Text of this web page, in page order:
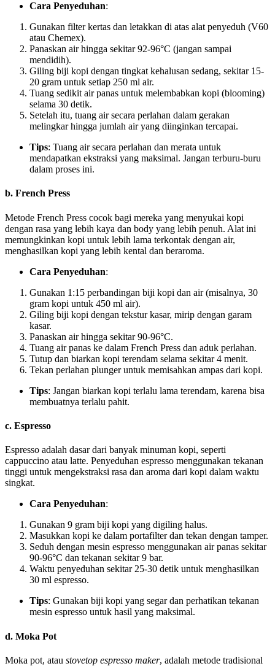
Cara Penyeduhan:
Gunakan filter kertas dan letakkan di atas alat penyeduh (V60
atau Chemex).
Panaskan air hingga sekitar 92-96°C (jangan sampai
mendidih).
Giling biji kopi dengan tingkat kehalusan sedang, sekitar 15-
20 gram untuk setiap 250 ml air.
Tuang sedikit air panas untuk melembabkan kopi (blooming)
selama 30 detik.
Setelah itu, tuang air secara perlahan dalam gerakan
melingkar hingga jumlah air yang diinginkan tercapai.
Tips: Tuang air secara perlahan dan merata untuk
mendapatkan ekstraksi yang maksimal. Jangan terburu-buru
dalam proses ini.
b. French Press
Metode French Press cocok bagi mereka yang menyukai kopi
dengan rasa yang lebih kaya dan body yang lebih penuh. Alat ini
memungkinkan kopi untuk lebih lama terkontak dengan air,
menghasilkan kopi yang lebih kental dan beraroma.
Cara Penyeduhan:
Gunakan 1:15 perbandingan biji kopi dan air (misalnya, 30
gram kopi untuk 450 ml air).
Giling biji kopi dengan tekstur kasar, mirip dengan garam
kasar.
Panaskan air hingga sekitar 90-96°C.
Tuang air panas ke dalam French Press dan aduk perlahan.
Tutup dan biarkan kopi terendam selama sekitar 4 menit.
Tekan perlahan plunger untuk memisahkan ampas dari kopi.
Tips: Jangan biarkan kopi terlalu lama terendam, karena bisa
membuatnya terlalu pahit.
c. Espresso
Espresso adalah dasar dari banyak minuman kopi, seperti
cappuccino atau latte. Penyeduhan espresso menggunakan tekanan
tinggi untuk mengekstraksi rasa dan aroma dari kopi dalam waktu
singkat.
Cara Penyeduhan:
Gunakan 9 gram biji kopi yang digiling halus.
Masukkan kopi ke dalam portafilter dan tekan dengan tamper.
Seduh dengan mesin espresso menggunakan air panas sekitar
90-96°C dan tekanan sekitar 9 bar.
Waktu penyeduhan sekitar 25-30 detik untuk menghasilkan
30 ml espresso.
Tips: Gunakan biji kopi yang segar dan perhatikan tekanan
mesin espresso untuk hasil yang maksimal.
d. Moka Pot
Moka pot, atau stovetop espresso maker, adalah metode tradisional